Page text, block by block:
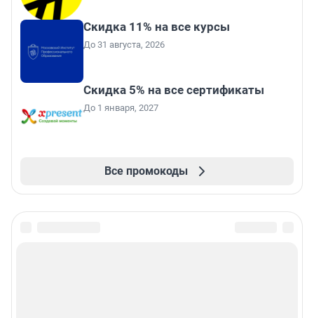
Скидка 11% на все курсы
До 31 августа, 2026
Скидка 5% на все сертификаты
До 1 января, 2027
Все промокоды